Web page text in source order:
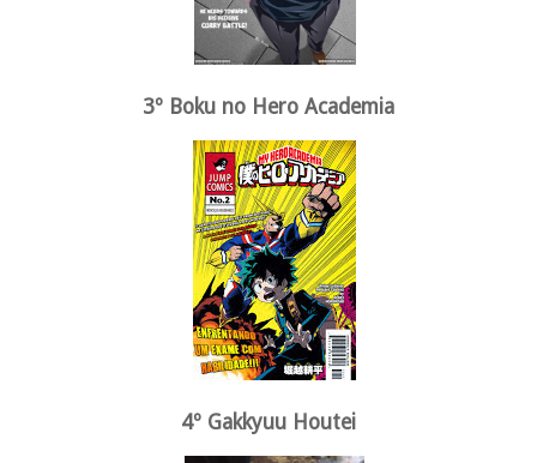
3º Boku no Hero Academia
4º Gakkyuu Houtei